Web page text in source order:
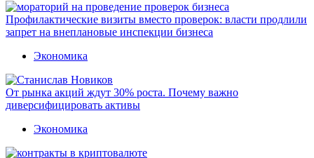
Профилактические визиты вместо проверок: власти продлили
запрет на внеплановые инспекции бизнеса
Экономика
От рынка акций ждут 30% роста. Почему важно
диверсифицировать активы
Экономика